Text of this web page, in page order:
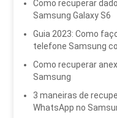
Como recuperar
Samsung Galaxy S6
Guia 2023: Como
telefone Samsung
Como recuperar
Samsung
3 maneiras de
WhatsApp no